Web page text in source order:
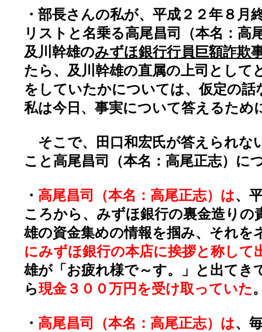
・部長さんの私が、平成２２年８月
リストと名乗る高尾昌司（本名：高
及川幹雄のみずほ銀行行員巨額詐欺
たら、及川幹雄の直属の上司として
をしていたかについては、仮定の
私は今日、事実について答えるため
そこで、田口和宏氏が答えられな
こと高尾昌司（本名：高尾正志）に
・ 高尾昌司（本名：高尾正志）は、
ころから、みずほ銀行の裏金造りの
雄の資金集めの情報を掴み、それを
にみずほ銀行の本店に挨拶と称して
雄が「お疲れ様で～す。」と出てき
ら現金３００万円を受け取っていた
・ 高尾昌司（本名：高尾正志）は、